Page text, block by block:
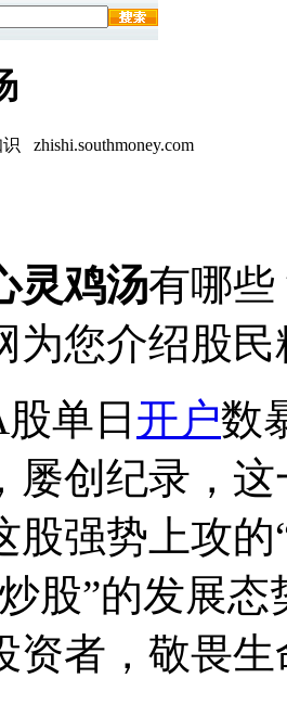
zhishi.southmoney.com
灵鸡汤有哪些
为您介绍股
单日 开户数
屡创纪录，
股强势上攻
股”的发展
资者，敬畏